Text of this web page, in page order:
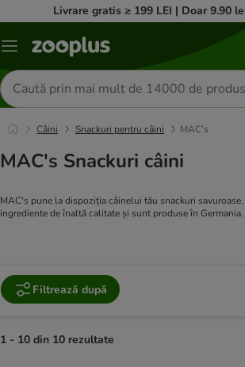
Livrare gratis ≥ 199 LEI | Doar 9.90
Categorii
Căutare
produse
Câini Snackuri pentru câini MAC's
MAC's Snackuri câini
MAC's pune la dispoziția câinelui tău snackuri
ingrediente de înaltă calitate și sunt produse în Germania.
Filtrează după
1 - 10 din 10 rezultate